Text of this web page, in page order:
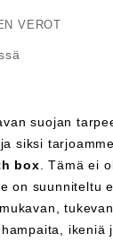
VEROT
suojan
siksi tarjoamme
box . Tämä ei
on suunniteltu
ikeniä